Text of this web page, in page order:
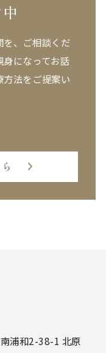
を、ご相談くだ
身になってお話
法をご提案い
浦和2-38-1 北原